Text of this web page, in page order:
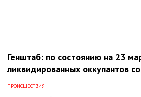
Генштаб: по состоянию на 23
ликвидированных оккупантов
ПРОИСШЕСТВИЯ